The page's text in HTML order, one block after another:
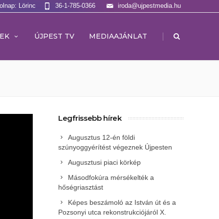
Lörinc iroda@ujpestmedia.hu
36-1-785-0366
ÚJPEST TV MEDIAAJÁNLAT |
Legfrissebb hírek
Augusztus 12-én földi
szúnyoggyérítést végeznek Újpesten
Augusztusi piaci körkép
Másodfokúra mérsékelték a
hőségriasztást
Képes beszámoló az István út és a
Pozsonyi utca rekonstrukciójáról X.